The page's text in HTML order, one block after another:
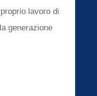
lavoro di
generazione